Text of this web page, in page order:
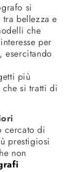
si
bellezza e
che
per
esercitando
più
si tratti di
cercato di
prestigiosi
non